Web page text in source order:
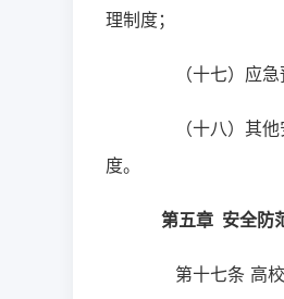
理制度；
（十七）应急
（十八）其他
度。
第五章 安全防
第十七条 高